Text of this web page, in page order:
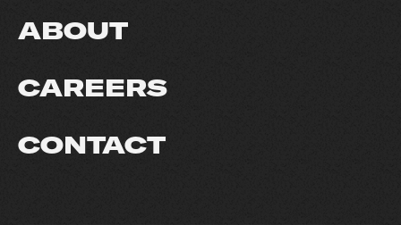
ABOUT
CAREERS
CONTACT